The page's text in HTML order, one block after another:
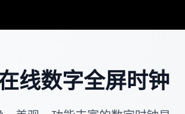
线数字全屏时钟